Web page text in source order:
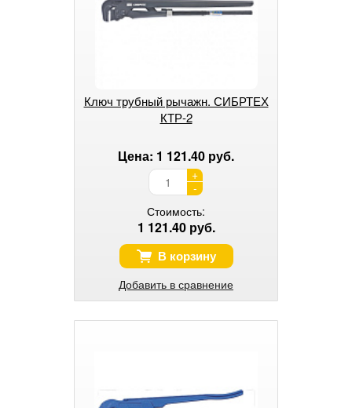
Ключ трубный рычажн. СИБРТЕХ
КТР-2
Цена: 1 121.40 руб.
+
-
Стоимость:
1 121.40 руб.
В корзину
Добавить в сравнение